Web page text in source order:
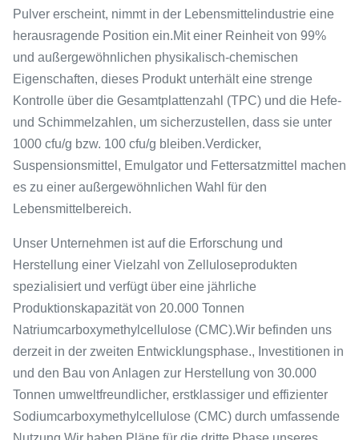
Pulver erscheint, nimmt in der Lebensmittelindustrie eine
herausragende Position ein.Mit einer Reinheit von 99%
und außergewöhnlichen physikalisch-chemischen
Eigenschaften, dieses Produkt unterhält eine strenge
Kontrolle über die Gesamtplattenzahl (TPC) und die Hefe-
und Schimmelzahlen, um sicherzustellen, dass sie unter
1000 cfu/g bzw. 100 cfu/g bleiben.Verdicker,
Suspensionsmittel, Emulgator und Fettersatzmittel machen
es zu einer außergewöhnlichen Wahl für den
Lebensmittelbereich.
Unser Unternehmen ist auf die Erforschung und
Herstellung einer Vielzahl von Zelluloseprodukten
spezialisiert und verfügt über eine jährliche
Produktionskapazität von 20.000 Tonnen
Natriumcarboxymethylcellulose (CMC).Wir befinden uns
derzeit in der zweiten Entwicklungsphase., Investitionen in
und den Bau von Anlagen zur Herstellung von 30.000
Tonnen umweltfreundlicher, erstklassiger und effizienter
Sodiumcarboxymethylcellulose (CMC) durch umfassende